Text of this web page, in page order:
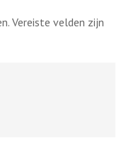
Vereiste velden zijn